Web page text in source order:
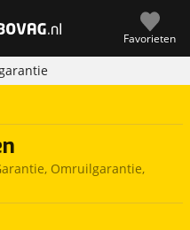
Favorieten
Omruilgarantie,